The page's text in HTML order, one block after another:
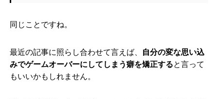
同じことですね。
最近の記事に照らし合わせて言えば、
自分の変な思い込
みでゲームオーバーにしてしまう癖を矯正すると言って
もいいかもしれません。